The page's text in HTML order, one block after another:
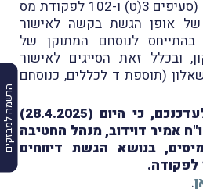
הרשמה למבזקים
הגלומים בתגמול כאמור (סעיפים 3(ט) ו-102 לפקודת מס
של אופן הגשת בקשה לאישור
לנוסחם המתוקן של
ובכלל זאת הסייגים לאישור
(תוספת ד לכללים, כנוסחם
בהמשך לכך, נבקש לעדכנכם, כי היום (28.4.2025)
אמיר דוידוב, מנהל החטיבה
בנושא הגשת דיווחים
.